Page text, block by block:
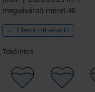
megvásárolt méret 40
Ellenőrzött vásárló
Tökéletes